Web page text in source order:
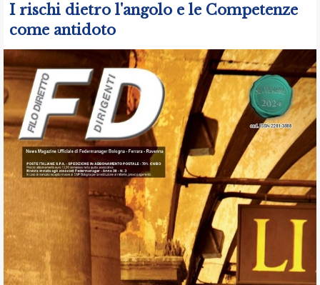
I rischi dietro l'angolo e le Competenze
come antidoto